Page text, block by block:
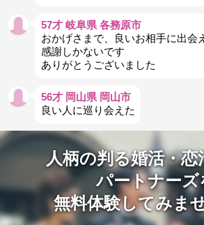
57才 岐阜県 各務原市
おかげさまで、良いお相手に出会
感謝しかないです
ありがとうございました
56才 岡山県 岡山市
良い人に巡り会えた
人柄の判る婚活・恋
パートナーズ
無料体験してみま